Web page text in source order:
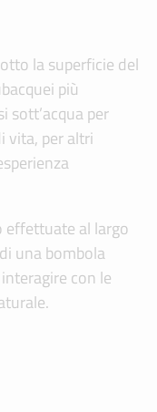
la superficie del
più
sott’acqua per
vita, per altri
effettuate al largo
una bombola
con le